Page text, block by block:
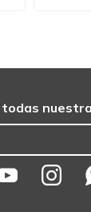
todas
